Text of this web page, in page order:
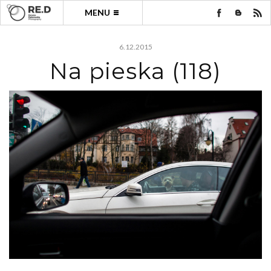
MENU
6.12.2015
Na pieska (118)